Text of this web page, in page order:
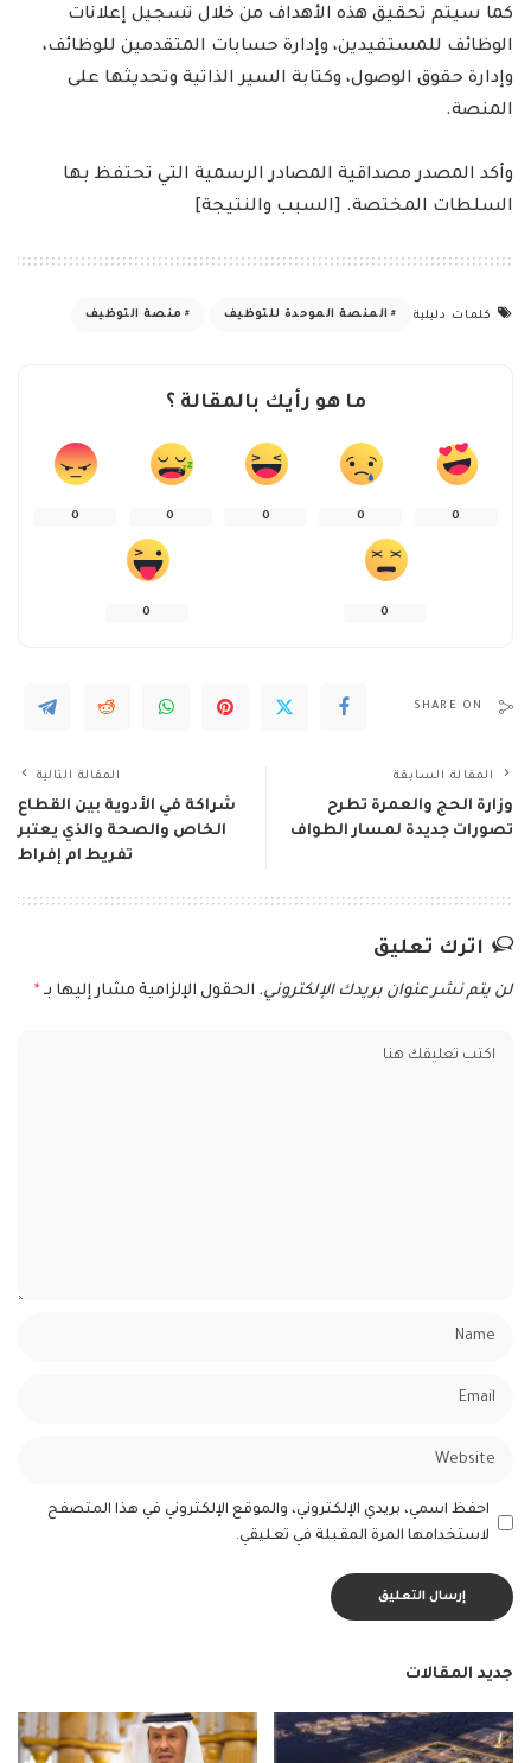
كما سيتم تحقيق هذه الأهداف من خلال تسجيل إعلانات
الوظائف للمستفيدين، وإدارة حسابات المتقدمين للوظائف،
وإدارة حقوق الوصول، وكتابة السير الذاتية وتحديثها على
المنصة.
وأكد المصدر مصداقية المصادر الرسمية التي تحتفظ بها
السلطات المختصة. [السبب والنتيجة]
كلمات دليلية المنصة الموحدة للتوظيف منصة التوظيف
ما هو رأيك بالمقالة ؟
0
0
0
0
0
0
0
SHARE ON
المقالة السابقة
وزارة الحج والعمرة تطرح
تصورات جديدة لمسار الطواف
المقالة التالية
شراكة في الأدوية بين القطاع
الخاص والصحة والذي يعتبر
تفريط ام إفراط
اترك تعليق
لن يتم نشر عنوان بريدك الإلكتروني. الحقول الإلزامية مشار إليها بـ *
احفظ اسمي، بريدي الإلكتروني، والموقع الإلكتروني في هذا المتصفح
لاستخدامها المرة المقبلة في تعليقي.
جديد المقالات